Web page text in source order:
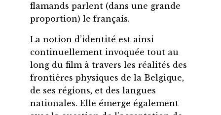
flamands parlent (dans une grande
proportion) le français.
La notion d’identité est ainsi
continuellement invoquée tout au
long du film à travers les réalités des
frontières physiques de la Belgique,
de ses régions, et des langues
nationales. Elle émerge également